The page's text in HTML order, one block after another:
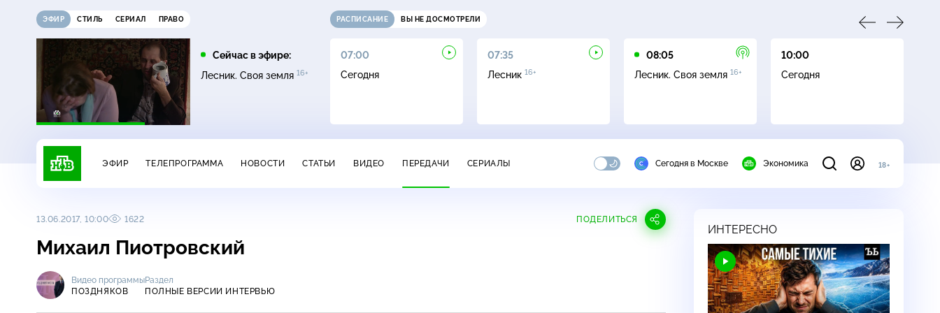
ЭФИР СТИЛЬ СЕРИАЛ ПРАВО
Сейчас в эфире:
Лесник. Своя земля 16+
РАСПИСАНИЕ ВЫ НЕ ДОСМОТРЕЛИ
05:00
05:25
Лесник16+
07:00
Сегодня
07:35
Лесник 16+
08:05
Лесник. Своя земля 16+
10:00
Сегодня
ЭФИР ТЕЛЕПРОГРАММА НОВОСТИ СТАТЬИ ВИДЕО ПЕРЕДАЧИ СЕРИАЛЫ Сегодня в Москве Экономика 18+
13.06.2017, 10:00 1622 ПОДЕЛИТЬСЯ
Михаил Пиотровский
Видео программы
ПОЗДНЯКОВ
Раздел
ПОЛНЫЕ ВЕРСИИ ИНТЕРВЬЮ
ИНТЕРЕСНО